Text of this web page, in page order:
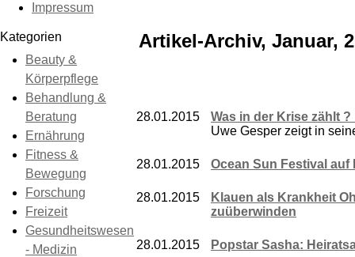
Impressum
Kategorien
Beauty &
Körperpflege
Behandlung &
Beratung
Ernährung
Fitness &
Bewegung
Forschung
Freizeit
Gesundheitswesen
- Medizin
Artikel-Archiv, Januar,
28.01.2015
Was in der Krise zählt
Uwe Gesper zeigt in
28.01.2015 Ocean Sun Festival auf
28.01.2015
Klauen als Krankheit
zuüberwinden
28.01.2015 Popstar Sasha: